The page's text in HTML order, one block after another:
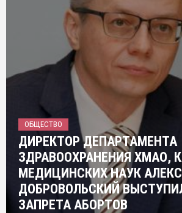
ОБЩЕСТВО
ДИРЕКТОР ДЕПАРТАМЕНТА
ЗДРАВООХРАНЕНИЯ ХМАО,
МЕДИЦИНСКИХ НАУК
ДОБРОВОЛЬСКИЙ
ЗАПРЕТА АБОРТОВ